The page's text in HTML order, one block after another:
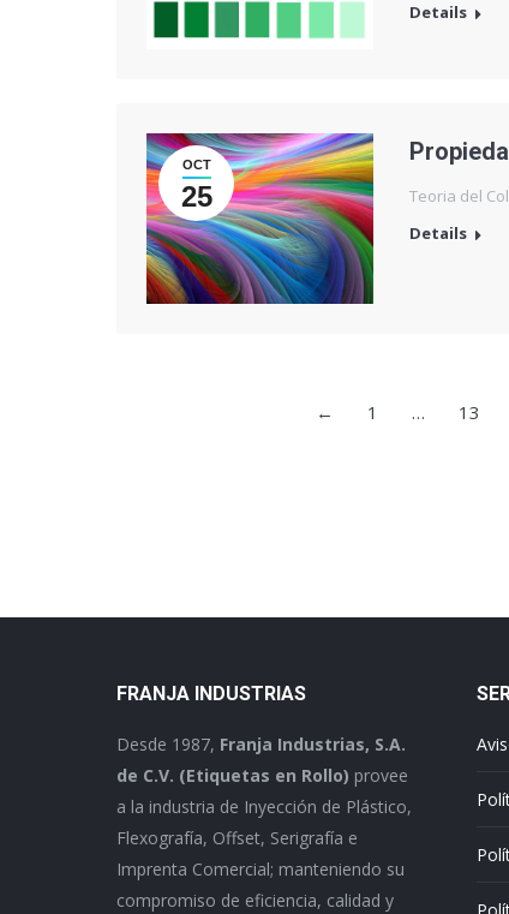
Details
OCT
25 Teoria del
Details
← 1 … 13
FRANJA INDUSTRIAS
Desde 1987, Franja Industrias, S.A.
de C.V. (Etiquetas en Rollo) provee
a la industria de Inyección de Plástico,
Flexografía, Offset, Serigrafía e
Imprenta Comercial; manteniendo su
compromiso de eficiencia, calidad y